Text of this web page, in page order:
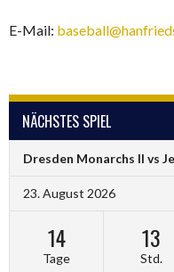
E-Mail:
NÄCHSTES SPIEL
Dresden Monarchs II vs
23. August 2026
14
Tage
13
Std.